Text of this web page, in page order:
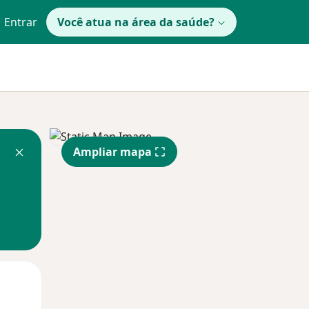
Entrar Você atua na área da saúde?
Ampliar mapa